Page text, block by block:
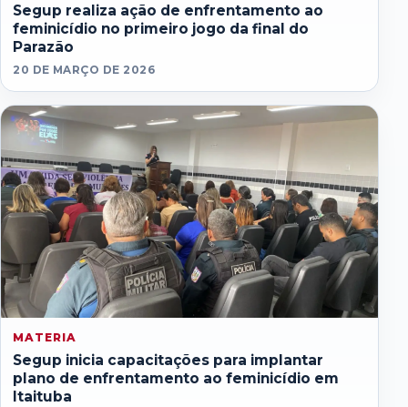
Segup realiza ação de enfrentamento ao
feminicídio no primeiro jogo da final do
Parazão
20 DE MARÇO DE 2026
MATERIA
Segup inicia capacitações para implantar
plano de enfrentamento ao feminicídio em
Itaituba